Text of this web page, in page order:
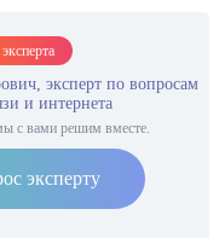
эксперт по вопросам
и интернета
с вами решим вместе.
эксперту